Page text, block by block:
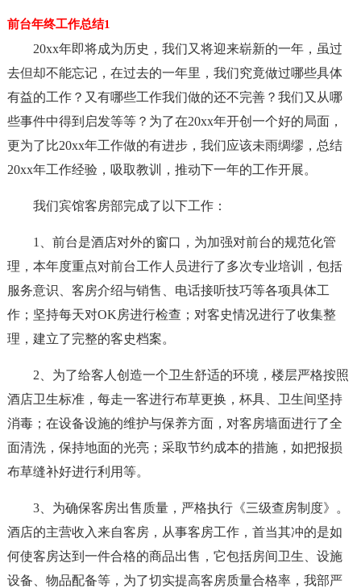
前台年终工作总结1
20xx年即将成为历史，我们又将迎来崭新的一年，虽过
去但却不能忘记，在过去的一年里，我们究竟做过哪些具体
有益的工作？又有哪些工作我们做的还不完善？我们又从哪
些事件中得到启发等等？为了在20xx年开创一个好的局面，
更为了比20xx年工作做的有进步，我们应该未雨绸缪，总结
20xx年工作经验，吸取教训，推动下一年的工作开展。
我们宾馆客房部完成了以下工作：
1、前台是酒店对外的窗口，为加强对前台的规范化管
理，本年度重点对前台工作人员进行了多次专业培训，包括
服务意识、客房介绍与销售、电话接听技巧等各项具体工
作；坚持每天对OK房进行检查；对客史情况进行了收集整
理，建立了完整的客史档案。
2、为了给客人创造一个卫生舒适的环境，楼层严格按照
酒店卫生标准，每走一客进行布草更换，杯具、卫生间坚持
消毒；在设备设施的维护与保养方面，对客房墙面进行了全
面清洗，保持地面的光亮；采取节约成本的措施，如把报损
布草缝补好进行利用等。
3、为确保客房出售质量，严格执行《三级查房制度》。
酒店的主营收入来自客房，从事客房工作，首当其冲的是如
何使客房达到一件合格的商品出售，它包括房间卫生、设施
设备、物品配备等，为了切实提高客房质量合格率，我部严